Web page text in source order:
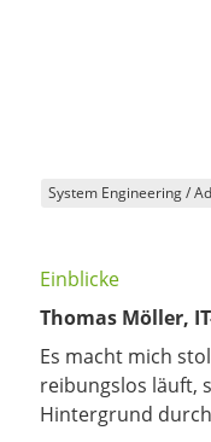
System Engineering /
Einblicke
Thomas Möller,
Es macht mich
reibungslos läuft,
Hintergrund